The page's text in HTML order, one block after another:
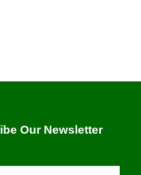
Our Newsletter